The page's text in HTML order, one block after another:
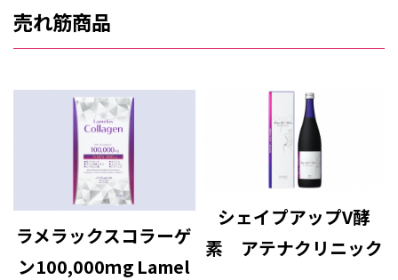
売れ筋商品
ラメラックスコラーゲ
ン100,000ｍg Lamel
シェイプアップV酵
素 アテナクリニック